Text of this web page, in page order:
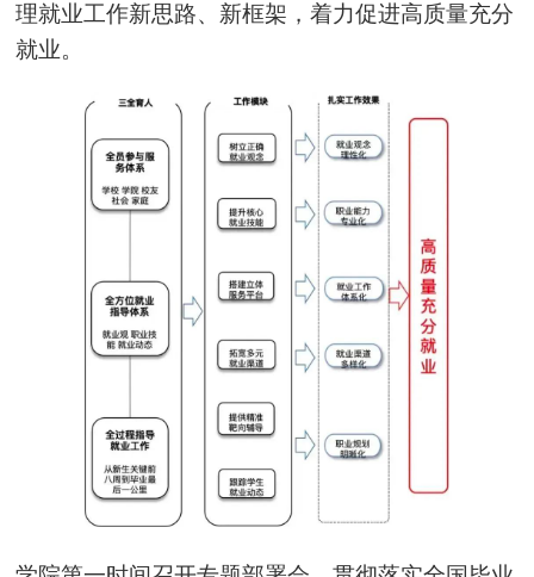
理就业工作新思路、新框架，着力促进高质量充分
就业。